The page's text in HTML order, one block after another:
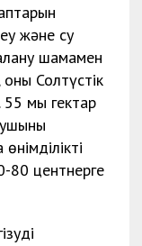
және су
шамамен
Солтүстік
мың гектар
80 центнерге